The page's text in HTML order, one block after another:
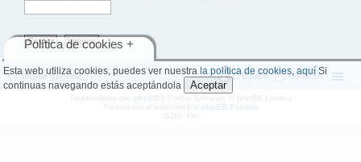
Índice general Usuarios
El Equipo
Esta web utiliza cookies, puedes ver nuestra la política de cookies, aquí Si
continuas navegando estás aceptándola
Aceptar
Política de cookies +
phpBB
phpBB España